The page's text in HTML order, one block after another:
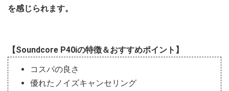
を感じられます。
【Soundcore P40iの特徴＆おすすめポイント】
コスパの良さ
優れたノイズキャンセリング